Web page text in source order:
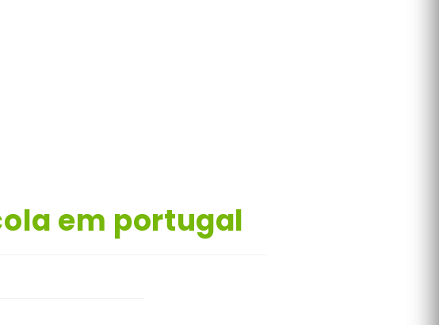
em portugal